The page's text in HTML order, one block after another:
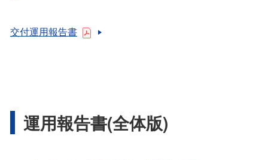
交付運用報告書
運用報告書(全体版)